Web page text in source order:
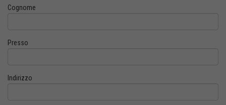
Cognome
Presso
Indirizzo